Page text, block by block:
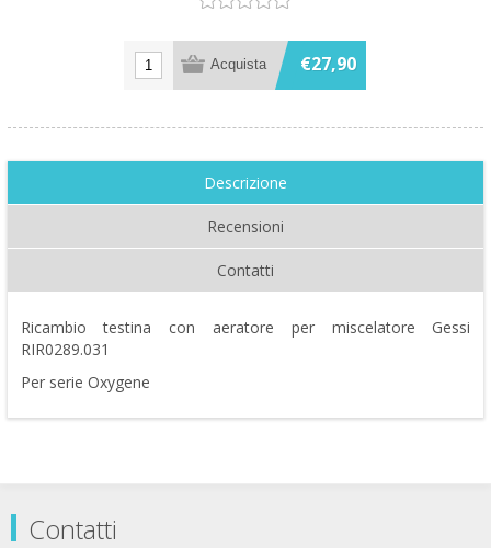
€27,90
Descrizione
Recensioni
Contatti
Ricambio testina con aeratore per miscelatore Gessi
RIR0289.031
Per serie Oxygene
Contatti